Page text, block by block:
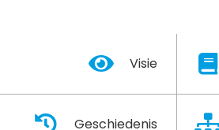
Visie
Geschiedenis